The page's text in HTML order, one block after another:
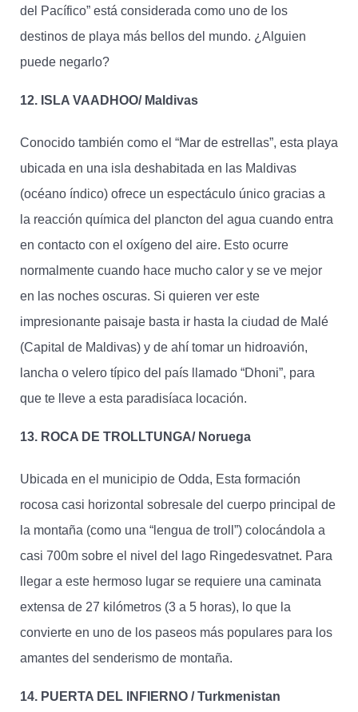
del Pacífico” está considerada como uno de los
destinos de playa más bellos del mundo. ¿Alguien
puede negarlo?
12. ISLA VAADHOO/ Maldivas
Conocido también como el “Mar de estrellas”, esta playa
ubicada en una isla deshabitada en las Maldivas
(océano índico) ofrece un espectáculo único gracias a
la reacción química del plancton del agua cuando entra
en contacto con el oxígeno del aire. Esto ocurre
normalmente cuando hace mucho calor y se ve mejor
en las noches oscuras. Si quieren ver este
impresionante paisaje basta ir hasta la ciudad de Malé
(Capital de Maldivas) y de ahí tomar un hidroavión,
lancha o velero típico del país llamado “Dhoni”, para
que te lleve a esta paradisíaca locación.
13. ROCA DE TROLLTUNGA/ Noruega
Ubicada en el municipio de Odda, Esta formación
rocosa casi horizontal sobresale del cuerpo principal de
la montaña (como una “lengua de troll”) colocándola a
casi 700m sobre el nivel del lago Ringedesvatnet. Para
llegar a este hermoso lugar se requiere una caminata
extensa de 27 kilómetros (3 a 5 horas), lo que la
convierte en uno de los paseos más populares para los
amantes del senderismo de montaña.
14. PUERTA DEL INFIERNO / Turkmenistan